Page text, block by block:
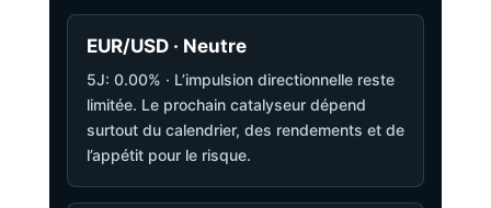
EUR/USD · Neutre
5J: 0.00% · L’impulsion directionnelle reste
limitée. Le prochain catalyseur dépend
surtout du calendrier, des rendements et de
l’appétit pour le risque.